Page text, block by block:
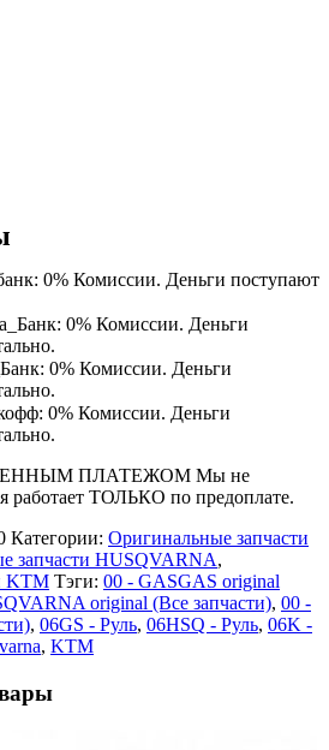
0% Комиссии. Деньги поступают
0% Комиссии. Деньги
0% Комиссии. Деньги
0% Комиссии. Деньги
ПЛАТЕЖОМ Мы не
работает ТОЛЬКО по предоплате.
Категории: Оригинальные запчасти
запчасти HUSQVARNA,
KTM Тэги: 00 - GASGAS original
original (Все запчасти), 00 -
, 06GS - Руль, 06HSQ - Руль, 06K -
, KTM